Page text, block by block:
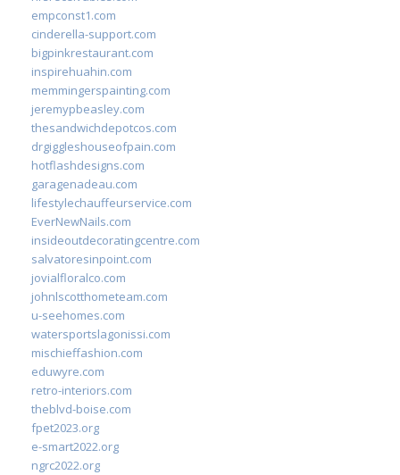
empconst1.com
cinderella-support.com
bigpinkrestaurant.com
inspirehuahin.com
memmingerspainting.com
jeremypbeasley.com
thesandwichdepotcos.com
drgiggleshouseofpain.com
hotflashdesigns.com
garagenadeau.com
lifestylechauffeurservice.com
EverNewNails.com
insideoutdecoratingcentre.com
salvatoresinpoint.com
jovialfloralco.com
johnlscotthometeam.com
u-seehomes.com
watersportslagonissi.com
mischieffashion.com
eduwyre.com
retro-interiors.com
theblvd-boise.com
fpet2023.org
e-smart2022.org
ngrc2022.org